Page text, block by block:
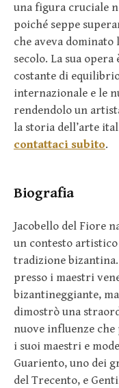
una figura cruciale
poiché seppe
che aveva
secolo. La sua
costante di
internazionale e le
rendendolo un
la storia dell’arte
contattaci subito.
Biografia
Jacobello del Fiore
un contesto
tradizione
presso i maestri
bizantineggiante,
dimostrò una
nuove influenze
i suoi maestri e
Guariento, uno dei
del Trecento, e